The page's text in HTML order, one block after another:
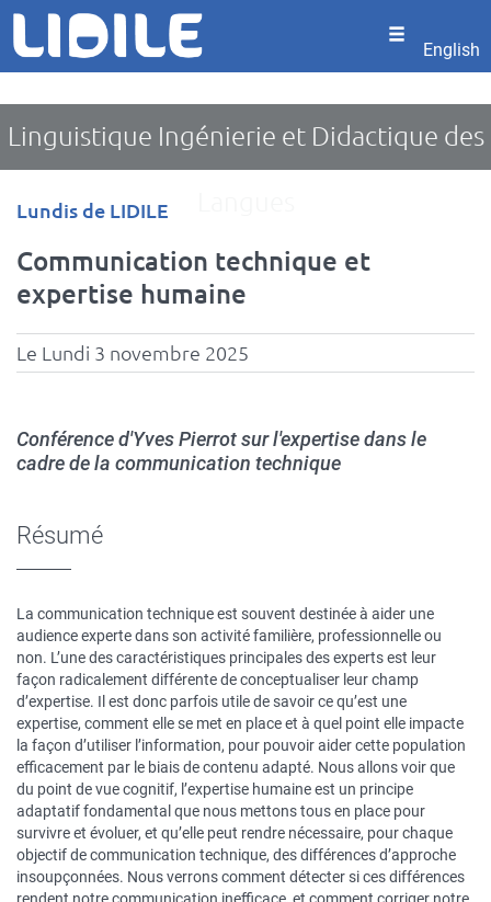
Panneau de gestion des cookies
Aller
contenu
English
Linguistique Ingénierie et Didactique des
Type
Lundis de LIDILE
Communication technique et
expertise humaine
Le Lundi 3 novembre 2025
Conférence d'Yves Pierrot sur l'expertise dans le
cadre de la communication technique
Résumé
La communication technique est souvent destinée à aider une
audience experte dans son activité familière, professionnelle ou
non. L’une des caractéristiques principales des experts est leur
façon radicalement différente de conceptualiser leur champ
d’expertise. Il est donc parfois utile de savoir ce qu’est une
expertise, comment elle se met en place et à quel point elle impacte
la façon d’utiliser l’information, pour pouvoir aider cette population
efficacement par le biais de contenu adapté. Nous allons voir que
du point de vue cognitif, l’expertise humaine est un principe
adaptatif fondamental que nous mettons tous en place pour
survivre et évoluer, et qu’elle peut rendre nécessaire, pour chaque
objectif de communication technique, des différences d’approche
insoupçonnées. Nous verrons comment détecter si ces différences